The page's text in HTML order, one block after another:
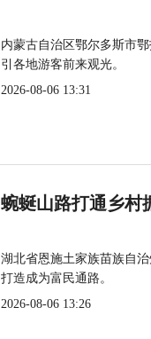
内蒙古自治区鄂尔多斯市
引各地游客前来观光。
2026-08-06 13:31
蜿蜒山路打通乡村
湖北省恩施土家族苗族自
打造成为富民通路。
2026-08-06 13:26